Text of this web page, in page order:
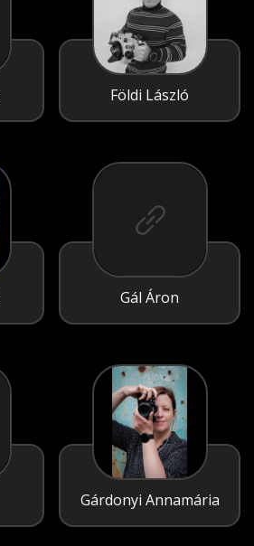
Földi László
Gál Áron
Gárdonyi Annamária